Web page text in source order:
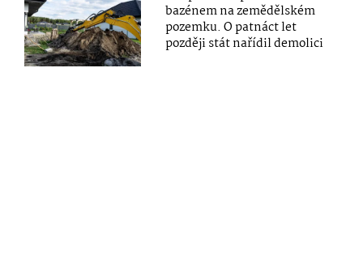
bazénem na zemědělském
pozemku. O patnáct let
později stát nařídil demolici